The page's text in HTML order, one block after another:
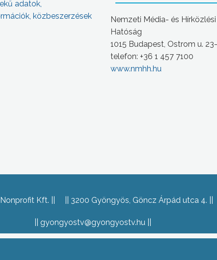
adatok,
közbeszerzések
Nemzeti Média- és Hírközlési
Hatóság
1015 Budapest, Ostrom u.
telefon: +36 1 457 7100
www.nmhh.hu
Kft. 3200 Gyöngyös, Göncz Árpád utca 4.
gyongyostv@gyongyostv.hu